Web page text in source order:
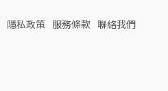
隱私政策 服務條款 聯絡我們